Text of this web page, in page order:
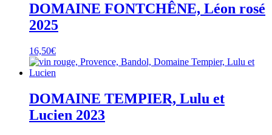
DOMAINE FONTCHÊNE, Léon rosé
2025
16,50€
DOMAINE TEMPIER, Lulu et
Lucien 2023